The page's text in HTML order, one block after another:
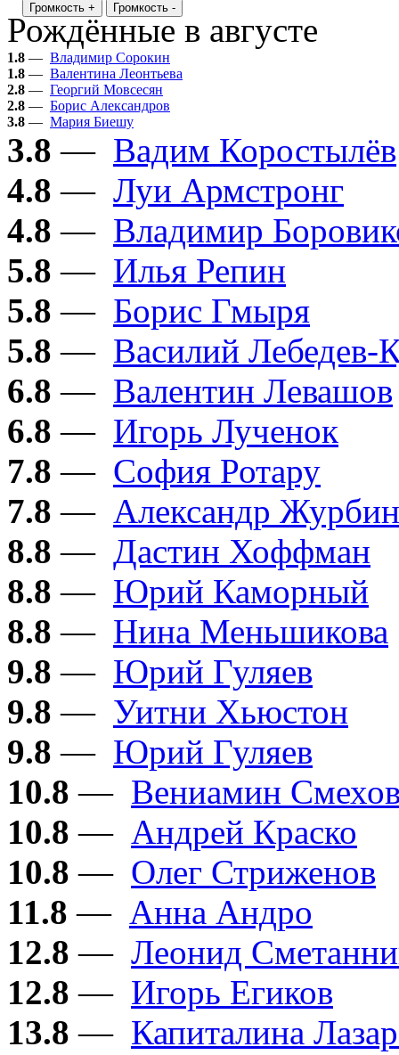
Громкость +
Громкость -
Рождённые в августе
1.8 — Владимир Сорокин
1.8 — Валентина Леонтьева
2.8 — Георгий Мовсесян
2.8 — Борис Александров
3.8 — Мария Биешу
3.8 — Вадим Коростылёв
4.8 — Луи Армстронг
4.8 — Владимир
5.8 — Илья Репин
5.8 — Борис Гмыря
5.8 — Василий Лебедев-
6.8 — Валентин Левашов
6.8 — Игорь Лученок
7.8 — София Ротару
7.8 — Александр Журбин
8.8 — Дастин Хоффман
8.8 — Юрий Каморный
8.8 — Нина Меньшикова
9.8 — Юрий Гуляев
9.8 — Уитни Хьюстон
9.8 — Юрий Гуляев
10.8 — Вениамин
10.8 — Андрей Краско
10.8 — Олег Стриженов
11.8 — Анна Андро
12.8 — Леонид
12.8 — Игорь Егиков
13.8 — Капиталина